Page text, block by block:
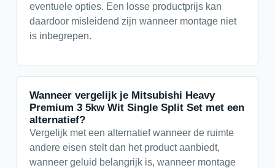
eventuele opties. Een losse productprijs kan
daardoor misleidend zijn wanneer montage niet
is inbegrepen.
Wanneer vergelijk je Mitsubishi Heavy
Premium 3 5kw Wit Single Split Set met een
alternatief?
Vergelijk met een alternatief wanneer de ruimte
andere eisen stelt dan het product aanbiedt,
wanneer geluid belangrijk is, wanneer montage